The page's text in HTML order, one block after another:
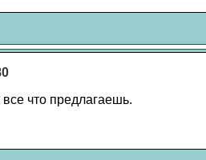
что предлагаешь.